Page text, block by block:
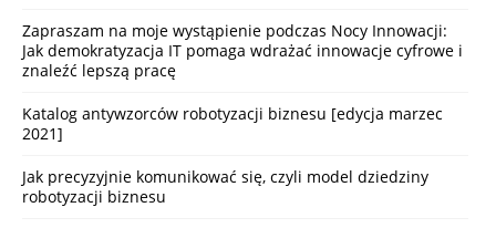
Zapraszam na moje wystąpienie podczas Nocy Innowacji:
Jak demokratyzacja IT pomaga wdrażać innowacje cyfrowe i
znaleźć lepszą pracę
Katalog antywzorców robotyzacji biznesu [edycja marzec
2021]
Jak precyzyjnie komunikować się, czyli model dziedziny
robotyzacji biznesu